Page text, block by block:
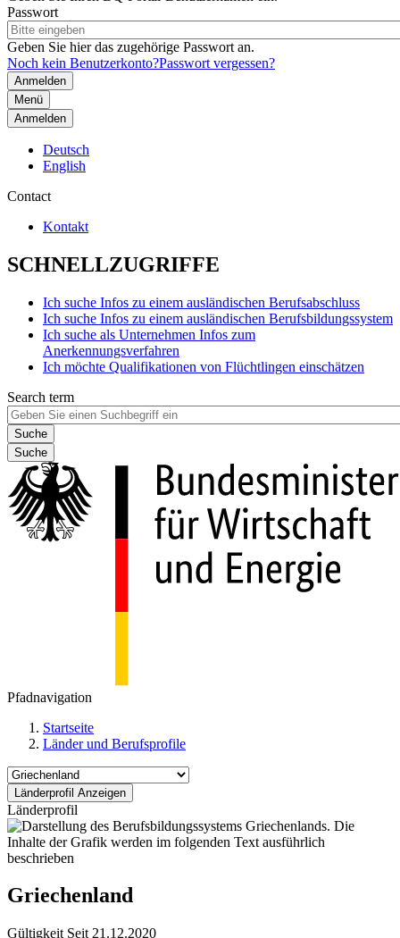
Passwort
Geben Sie hier das zugehörige Passwort an.
Noch kein Benutzerkonto?Passwort vergessen?
Menü
Anmelden
Deutsch
English
Contact
Kontakt
SCHNELLZUGRIFFE
Ich suche Infos zu einem ausländischen Berufsabschluss
Ich suche Infos zu einem ausländischen Berufsbildungssystem
Ich suche als Unternehmen Infos zum
Anerkennungsverfahren
Ich möchte Qualifikationen von Flüchtlingen einschätzen
Search term
Suche
Pfadnavigation
Startseite
Länder und Berufsprofile
Länderprofil
Griechenland
Gültigkeit Seit 21.12.2020